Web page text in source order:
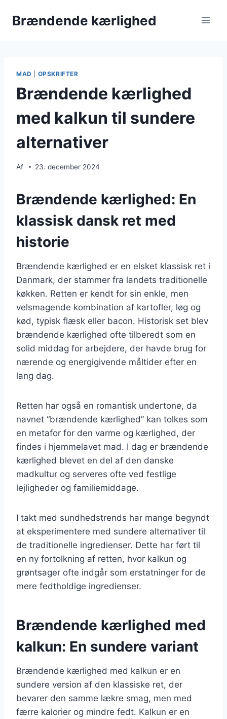
Brændende kærlighed
MAD OPSKRIFTER
Brændende kærlighed
med kalkun til sundere
alternativer
Af 23. december 2024
Brændende kærlighed: En
klassisk dansk ret med
historie
Brændende kærlighed er en elsket klassisk ret i
Danmark, der stammer fra landets traditionelle
køkken. Retten er kendt for sin enkle, men
velsmagende kombination af kartofler, løg og
kød, typisk flæsk eller bacon. Historisk set blev
brændende kærlighed ofte tilberedt som en
solid middag for arbejdere, der havde brug for
nærende og energigivende måltider efter en
lang dag.
Retten har også en romantisk undertone, da
navnet “brændende kærlighed” kan tolkes som
en metafor for den varme og kærlighed, der
findes i hjemmelavet mad. I dag er brændende
kærlighed blevet en del af den danske
madkultur og serveres ofte ved festlige
lejligheder og familiemiddage.
I takt med sundhedstrends har mange begyndt
at eksperimentere med sundere alternativer til
de traditionelle ingredienser. Dette har ført til
en ny fortolkning af retten, hvor kalkun og
grøntsager ofte indgår som erstatninger for de
mere fedtholdige ingredienser.
Brændende kærlighed med
kalkun: En sundere variant
Brændende kærlighed med kalkun er en
sundere version af den klassiske ret, der
bevarer den samme lækre smag, men med
færre kalorier og mindre fedt. Kalkun er en